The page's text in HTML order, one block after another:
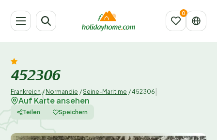
452306
Frankreich / Normandie /Seine-Maritime /452306
Auf Karte ansehen
Teilen Speichern